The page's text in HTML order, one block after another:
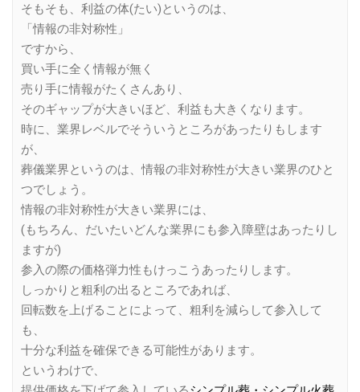
そもそも、利益の体(たい)というのは、
「情報の非対称性」
ですから、
買い手に全く情報が無く
売り手に情報がたくさんあり、
そのギャップが大きいほど、利益も大きくなります。
時に、業界レベルでそういうところがあったりもします
が、
葬儀業界というのは、情報の非対称性が大きい業界のひと
つでしょう。
情報の非対称性が大きい業界には、
(もちろん、だいたいどんな業界にも参入障壁はあったりし
ますが)
参入の際の価格弾力性もけっこうあったりします。
しっかりと粗利の出るところであれば、
回転数を上げることによって、粗利を減らして参入して
も、
十分な利益を確保できる可能性があります。
というわけで、